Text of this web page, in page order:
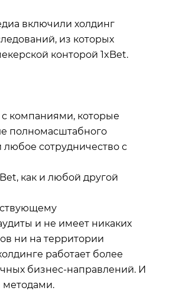
включили холдинг
из которых
конторой 1xBet.
с компаниями, которые
полномасштабного
сотрудничество с
как и любой другой
и не имеет никаких
ни на территории
работает более
бизнес-направлений. И